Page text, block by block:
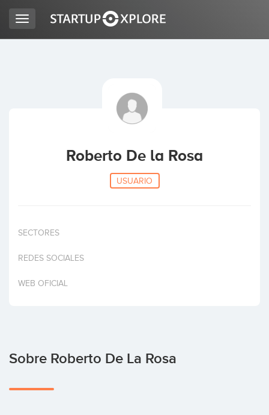
Invertir
Toggle
navigation
Roberto De la Rosa
USUARIO
SECTORES
REDES SOCIALES
WEB OFICIAL
Sobre Roberto De La Rosa